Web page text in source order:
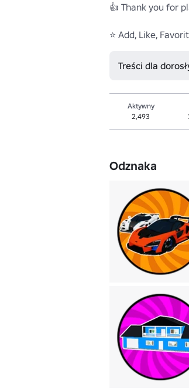
👍 Thank you for
⭐ Add, Like,
Treści dla
Aktywny
2,493
Odznaka